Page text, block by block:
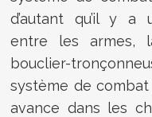
d’autant qu’il y a
entre les armes,
bouclier-
système de
avance dans les